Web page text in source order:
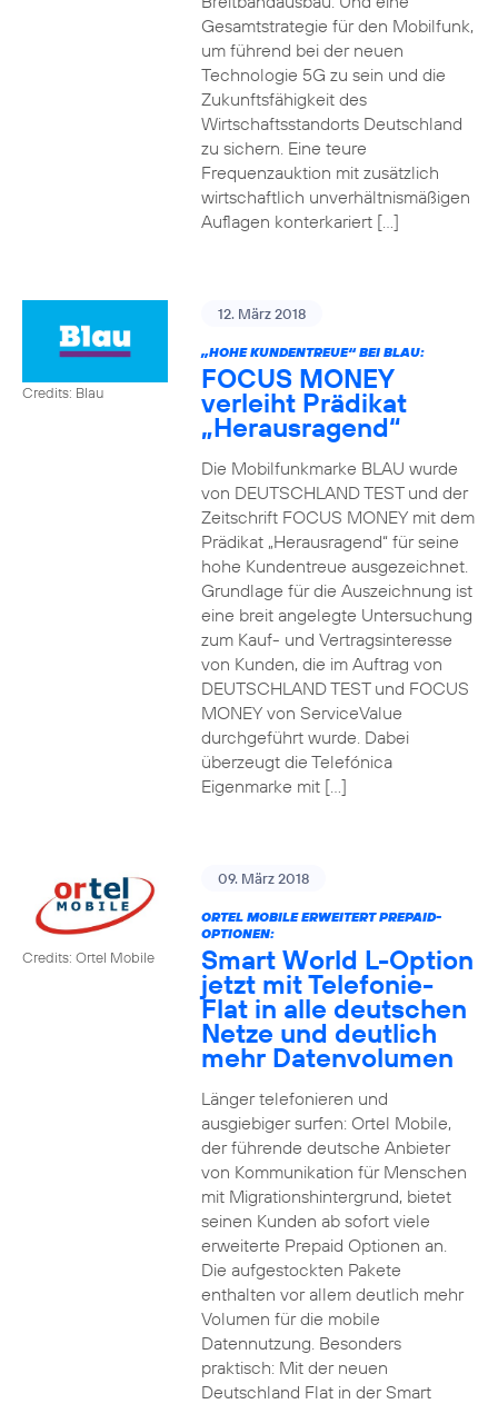
Gesamtstrategie für den Mobilfunk,
um führend bei der neuen
Technologie 5G zu sein und die
Zukunftsfähigkeit des
Wirtschaftsstandorts Deutschland
zu sichern. Eine teure
Frequenzauktion mit zusätzlich
wirtschaftlich unverhältnismäßigen
Auflagen konterkariert […]
Credits: Blau
12. März 2018
„HOHE KUNDENTREUE“ BEI BLAU:
FOCUS MONEY
verleiht Prädikat
„Herausragend“
Die Mobilfunkmarke BLAU wurde
von DEUTSCHLAND TEST und der
Zeitschrift FOCUS MONEY mit dem
Prädikat „Herausragend“ für seine
hohe Kundentreue ausgezeichnet.
Grundlage für die Auszeichnung ist
eine breit angelegte Untersuchung
zum Kauf- und Vertragsinteresse
von Kunden, die im Auftrag von
DEUTSCHLAND TEST und FOCUS
MONEY von ServiceValue
durchgeführt wurde. Dabei
überzeugt die Telefónica
Eigenmarke mit […]
Credits: Ortel Mobile
09. März 2018
ORTEL MOBILE ERWEITERT PREPAID-
OPTIONEN:
Smart World L-Option
jetzt mit Telefonie-
Flat in alle deutschen
Netze und deutlich
mehr Datenvolumen
Länger telefonieren und
ausgiebiger surfen: Ortel Mobile,
der führende deutsche Anbieter
von Kommunikation für Menschen
mit Migrationshintergrund, bietet
seinen Kunden ab sofort viele
erweiterte Prepaid Optionen an.
Die aufgestockten Pakete
enthalten vor allem deutlich mehr
Volumen für die mobile
Datennutzung. Besonders
praktisch: Mit der neuen
Deutschland Flat in der Smart